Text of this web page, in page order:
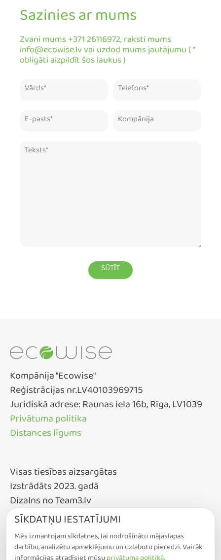
Sazinies ar mums
Zvani mums +371 26116972, raksti mums
info@ecowise.lv vai uzdod mums jautājumu ( *
obligāti aizpildīt šos laukus )
Kompānija "Ecowise"
Reģistrācijas nr.LV40103969715
Juridiskā adrese: Raunas iela 16b, Rīga, LV1039
Privātuma politika
Distances līgums
Visas tiesības aizsargātas
Izstrādāts 2023. gadā
DizaIns no Team3.lv
SĪKDATŅU IESTATĪJUMI
Mēs izmantojam sīkdatnes, lai nodrošinātu mājaslapas
darbību, analizētu apmeklējumu un uzlabotu pieredzi. Vairāk